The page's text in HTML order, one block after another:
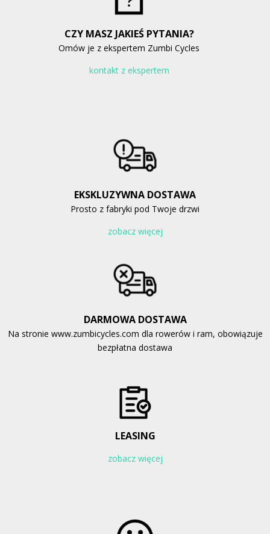
CZY MASZ JAKIEŚ PYTANIA?
Omów je z ekspertem Zumbi Cycles
kontakt z ekspertem
EKSKLUZYWNA DOSTAWA
Prosto z fabryki pod Twoje drzwi
zobacz więcej
DARMOWA DOSTAWA
Na stronie www.zumbicycles.com dla rowerów i ram, obowiązuje
bezpłatna dostawa
LEASING
zobacz więcej